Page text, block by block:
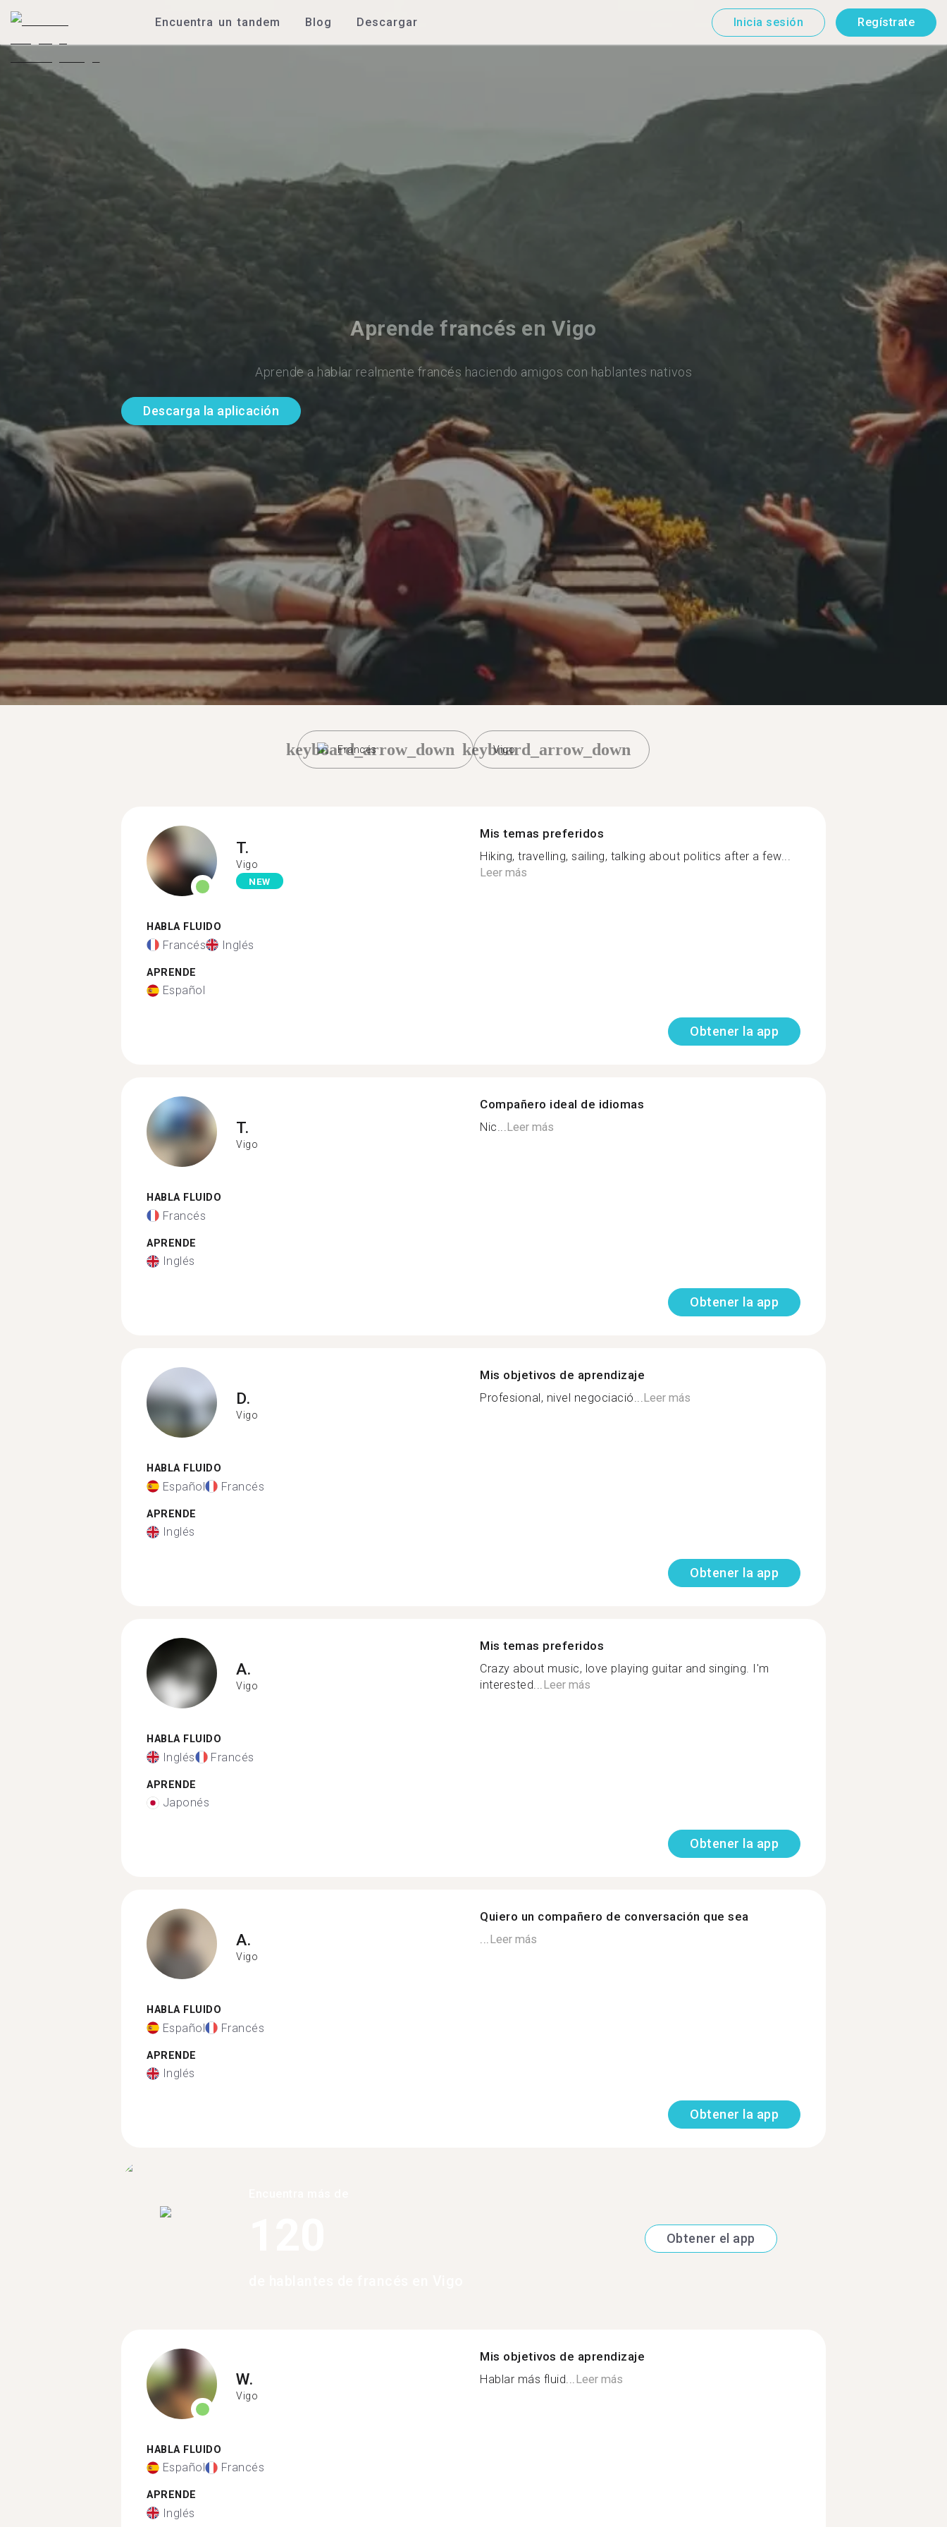
Encuentra un tandem Blog Descargar Inicia sesión Regístrate
Aprende francés en Vigo
Aprende a hablar realmente francés haciendo amigos con hablantes nativos
Descarga la aplicación
Francés
keyboard_arrow_down Vigo
keyboard_arrow_down
T.
Vigo
NEW
HABLA FLUIDO
Francés Inglés
APRENDE
Español
Mis temas preferidos
Hiking, travelling, sailing, talking about politics after a few...
Leer más
Obtener la app
T.
Vigo
HABLA FLUIDO
Francés
APRENDE
Inglés
Compañero ideal de idiomas
Nic...Leer más
Obtener la app
D.
Vigo
HABLA FLUIDO
Español Francés
APRENDE
Inglés
Mis objetivos de aprendizaje
Profesional, nivel negociació...Leer más
Obtener la app
A.
Vigo
HABLA FLUIDO
Inglés Francés
APRENDE
Japonés
Mis temas preferidos
Crazy about music, love playing guitar and singing. I'm
interested...Leer más
Obtener la app
A.
Vigo
HABLA FLUIDO
Español Francés
APRENDE
Inglés
Quiero un compañero de conversación que sea
...Leer más
Obtener la app
Obtener el app
W.
Vigo
HABLA FLUIDO
Español Francés
APRENDE
Inglés
Mis objetivos de aprendizaje
Hablar más fluid... Leer más